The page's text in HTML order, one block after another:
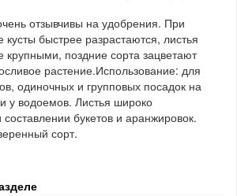
отзывчивы на удобрения. При
быстрее разрастаются, листья
крупными, поздние сорта зацветают
растение.Использование: для
одиночных и групповых посадок на
у водоемов. Листья широко
букетов и аранжировок.
сорт.